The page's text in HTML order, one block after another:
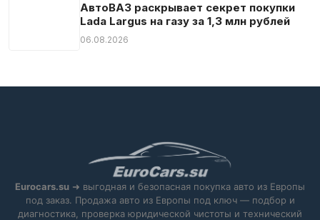
АвтоВАЗ раскрывает секрет покупки
Lada Largus на газу за 1,3 млн рублей
06.08.2026
Eurocars.su ➜ выгодная и безопасная покупка авто из Европы
под заказ. Продажа авто из Европы под ключ — подбор и
диагностика, проверка юридической чистоты и технический